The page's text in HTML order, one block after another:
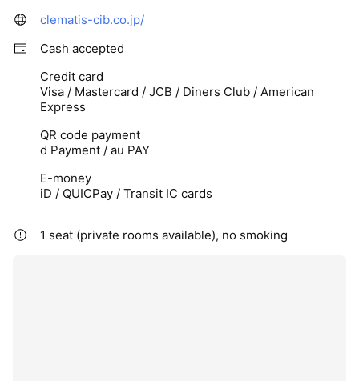
clematis-cib.co.jp/
Cash accepted
Credit card
Visa / Mastercard / JCB / Diners Club / American
Express
QR code payment
d Payment / au PAY
E-money
iD / QUICPay / Transit IC cards
1 seat (private rooms available), no smoking